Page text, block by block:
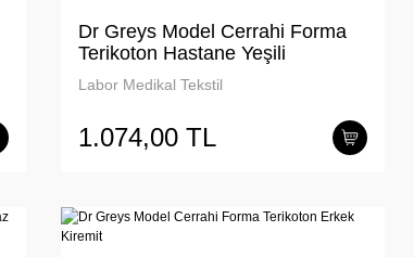
Dr Greys Model Cerrahi Forma
Terikoton Hastane Yeşili
Labor Medikal Tekstil
1.074,00 TL